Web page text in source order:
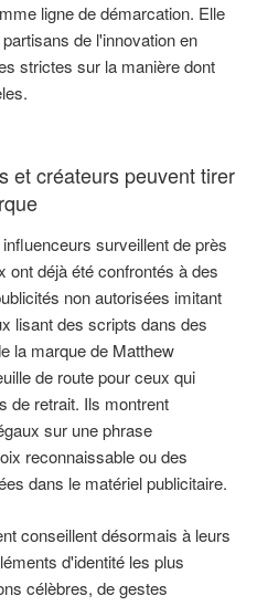
ligne de démarcation. Elle
de l'innovation en
strictes sur la manière dont
et créateurs peuvent tirer
surveillent de près
ont déjà été confrontés à des
non autorisées imitant
lisant des scripts dans des
la marque de Matthew
de route pour ceux qui
de retrait. Ils montrent
sur une phrase
reconnaissable ou des
dans le matériel publicitaire.
conseillent désormais à leurs
d'identité les plus
célèbres, de gestes